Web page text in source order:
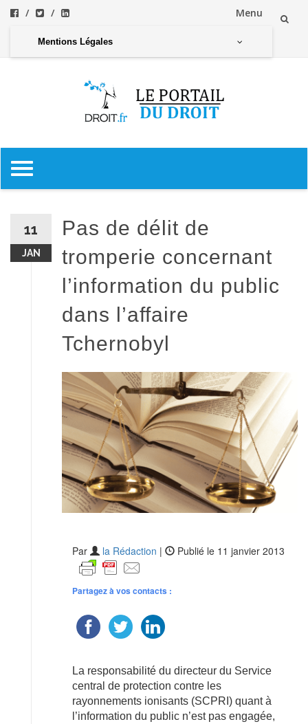
Menu
Mentions Légales
Pas de délit de
tromperie concernant
l’information du public
dans l’affaire
Tchernobyl
11
JAN
Par la Rédaction | Publié le 11 janvier 2013
Partagez à vos contacts :
La responsabilité du directeur du Service
central de protection contre les
rayonnements ionisants (SCPRI) quant à
l’information du public n’est pas engagée,